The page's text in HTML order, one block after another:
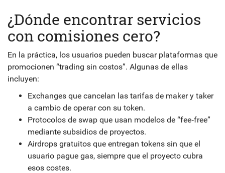
¿Dónde encontrar servicios
con comisiones cero?
En la práctica, los usuarios pueden buscar plataformas que
promocionen “trading sin costos”. Algunas de ellas
incluyen:
Exchanges que cancelan las tarifas de maker y taker
a cambio de operar con su token.
Protocolos de swap que usan modelos de “fee‑free”
mediante subsidios de proyectos.
Airdrops gratuitos que entregan tokens sin que el
usuario pague gas, siempre que el proyecto cubra
esos costes.